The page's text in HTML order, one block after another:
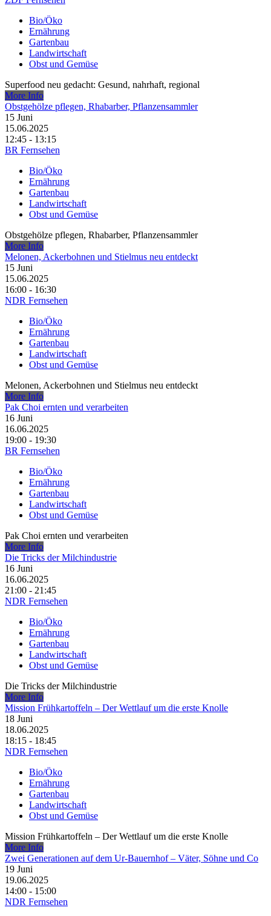
Bio/Öko
Ernährung
Gartenbau
Landwirtschaft
Obst und Gemüse
Superfood neu gedacht: Gesund, nahrhaft, regional
More Info
Obstgehölze pflegen, Rhabarber, Pflanzensammler
15 Juni
15.06.2025
12:45 - 13:15
BR Fernsehen
Bio/Öko
Ernährung
Gartenbau
Landwirtschaft
Obst und Gemüse
Obstgehölze pflegen, Rhabarber, Pflanzensammler
More Info
Melonen, Ackerbohnen und Stielmus neu entdeckt
15 Juni
15.06.2025
16:00 - 16:30
NDR Fernsehen
Bio/Öko
Ernährung
Gartenbau
Landwirtschaft
Obst und Gemüse
Melonen, Ackerbohnen und Stielmus neu entdeckt
More Info
Pak Choi ernten und verarbeiten
16 Juni
16.06.2025
19:00 - 19:30
BR Fernsehen
Bio/Öko
Ernährung
Gartenbau
Landwirtschaft
Obst und Gemüse
Pak Choi ernten und verarbeiten
More Info
Die Tricks der Milchindustrie
16 Juni
16.06.2025
21:00 - 21:45
NDR Fernsehen
Bio/Öko
Ernährung
Gartenbau
Landwirtschaft
Obst und Gemüse
Die Tricks der Milchindustrie
More Info
Mission Frühkartoffeln – Der Wettlauf um die erste Knolle
18 Juni
18.06.2025
18:15 - 18:45
NDR Fernsehen
Bio/Öko
Ernährung
Gartenbau
Landwirtschaft
Obst und Gemüse
Mission Frühkartoffeln – Der Wettlauf um die erste Knolle
More Info
Zwei Generationen auf dem Ur-Bauernhof – Väter, Söhne und Co
19 Juni
19.06.2025
14:00 - 15:00
NDR Fernsehen